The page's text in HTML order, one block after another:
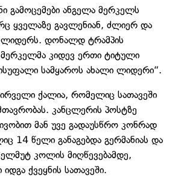
გამოცემები ანგელა მერკელს
ყველაზე გავლენიან, ძლიერ და
დონალდ ტრამპის
მერკელმა კიდევ ერთი ტიტული
სამყაროს ახალი ლიდერი“.
ქალია, რომელიც სათავეში
კანცლერის პოსტზე
მან უვე გადაუსწრო კონრად
14 წელი განაგებდა გერმანიას და
კოლის მიღწევებამდე,
ქვეყნის სათავეში.